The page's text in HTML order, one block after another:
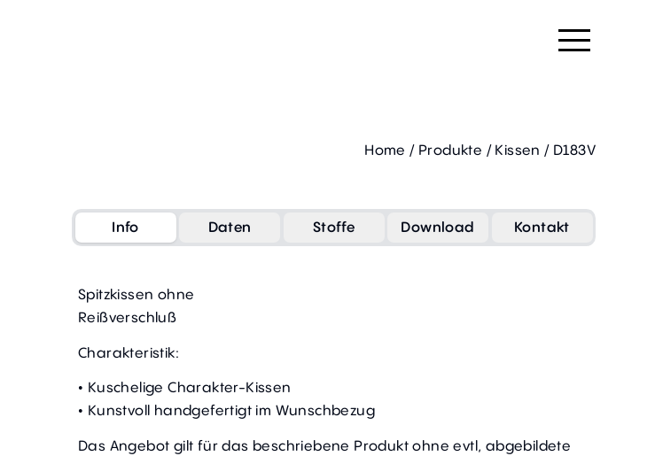
Home / Produkte / Kissen / D183V
Info Daten Stoffe Download Kontakt
Spitzkissen ohne
Reißverschluß
Charakteristik:
• Kuschelige Charakter-Kissen
• Kunstvoll handgefertigt im Wunschbezug
Das Angebot gilt für das beschriebene Produkt ohne evtl, abgebildete